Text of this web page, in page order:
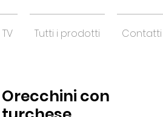
Tutti i prodotti Contatti
Orecchini con